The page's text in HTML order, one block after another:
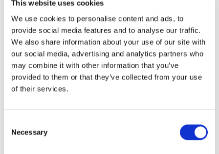
This website uses cookies
We use cookies to personalise content and ads, to
provide social media features and to analyse our traffic.
We also share information about your use of our site with
our social media, advertising and analytics partners who
may combine it with other information that you’ve
provided to them or that they’ve collected from your use
of their services.
Selection
Necessary
Fine Dining
Növeld bevételedet azáltal, hogy elkerülöd a
no-show-kat, online várólistát készítesz, és
illeszkedjen az éttermed koncepciójához.